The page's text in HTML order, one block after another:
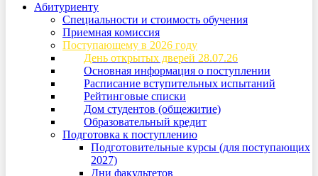
Абитуриенту
Специальности и стоимость обучения
Приемная комиссия
Поступающему в 2026 году
День открытых дверей 28.07.26
Основная информация о поступлении
Расписание вступительных испытаний
Рейтинговые списки
Дом студентов (общежитие)
Образовательный кредит
Подготовка к поступлению
Подготовительные курсы (для поступающих
2027)
Дни факультетов